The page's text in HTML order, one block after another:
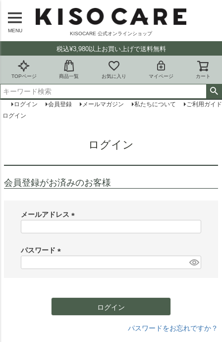
MENU
KISOCARE 公式オンラインショップ
税込¥3,980以上お買い上げで送料無料
TOPページ 商品一覧 お気に入り マイページ カート
ログイン 会員登録 メールマガジン 私たちについて
ご利用ガイド
ログイン
ログイン
会員登録がお済みのお客様
メールアドレス
)
パスワード
ログイン
パスワードをお忘れですか？